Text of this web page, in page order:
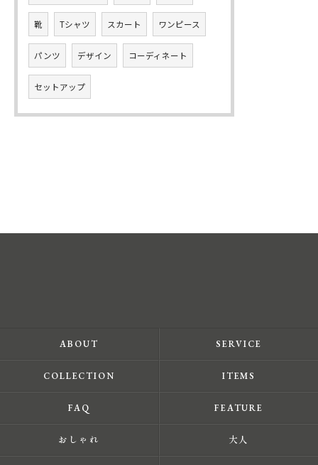
靴 Tシャツ スカート ワンピース
パンツ デザイン コーディネート
セットアップ
ABOUT SERVICE
COLLECTION ITEMS
FAQ FEATURE
おしゃれ 大人